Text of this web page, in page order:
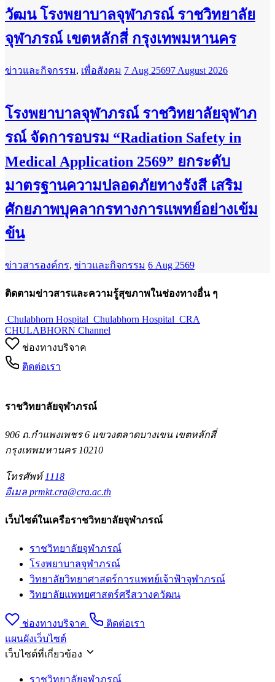
วัฒน โรงพยาบาลจุฬาภรณ์ ราชวิทยาลัย
จุฬาภรณ์ เขตหลักสี่ กรุงเทพมหานคร
ข่าวและกิจกรรม, เพื่อสังคม 7 Aug 25697 August 2026
โรงพยาบาลจุฬาภรณ์ ราชวิทยาลัยจุฬาภ
รณ์ จัดการอบรม “Radiation Safety in
Medical Application 2569” ยกระดับ
มาตรฐานความปลอดภัยทางรังสี เสริม
ศักยภาพบุคลากรทางการแพทย์อย่างเข้ม
ข้น
ข่าวสารองค์กร, ข่าวและกิจกรรม 6 Aug 2569
ติดตามข่าวสารและความรู้สุขภาพในช่องทางอื่น ๆ
Chulabhorn Hospital Chulabhorn Hospital CRA
CHULABHORN Channel
ช่องทางบริจาค
ติดต่อเรา
ราชวิทยาลัยจุฬาภรณ์
906 ถ.กำแพงเพชร 6 แขวงตลาดบางเขน เขตหลักสี่
กรุงเทพมหานคร 10210
โทรศัพท์ 1118
อีเมล prmkt.cra@cra.ac.th
เว็บไซต์ในเครือราชวิทยาลัยจุฬาภรณ์
ราชวิทยาลัยจุฬาภรณ์
โรงพยาบาลจุฬาภรณ์
วิทยาลัยวิทยาศาสตร์การแพทย์เจ้าฟ้าจุฬาภรณ์
วิทยาลัยแพทยศาสตร์ศรีสวางควัฒน
ช่องทางบริจาค
ติดต่อเรา
แผนผังเว็บไซต์
เว็บไซต์ที่เกี่ยวข้อง
ราชวิทยาลัยจุฬาภรณ์